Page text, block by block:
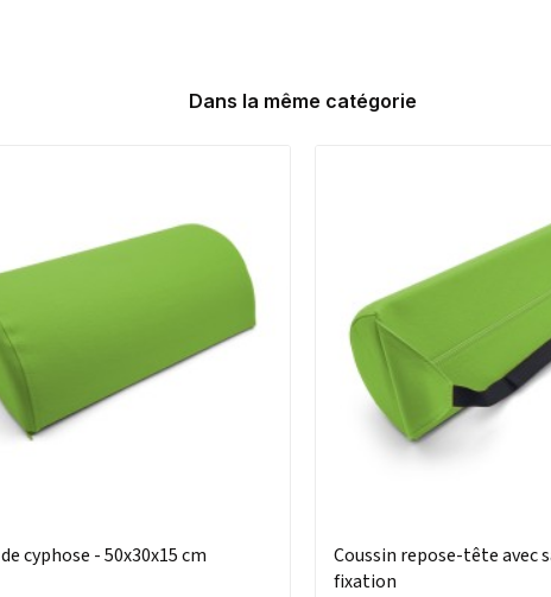
Dans la même catégorie
cyphose - 50x30x15 cm
Coussin repose-tête avec
fixation